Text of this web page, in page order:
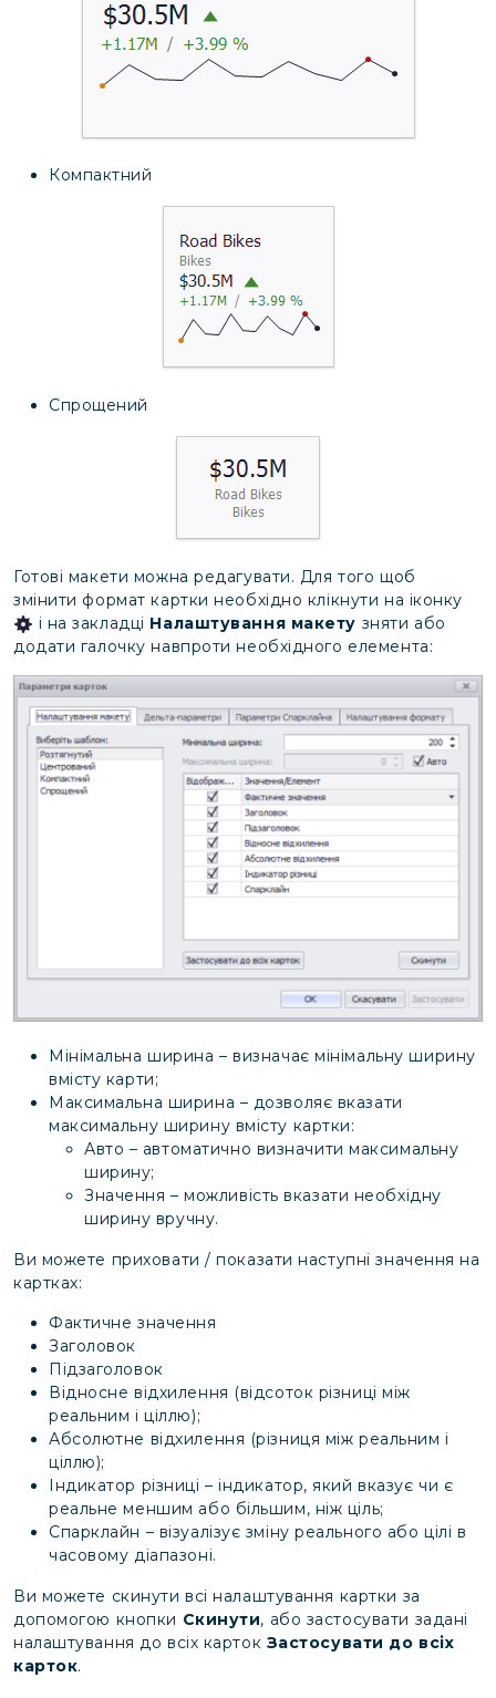
Компактний
Спрощений
Готові макети можна редагувати. Для того щоб
змінити формат картки необхідно клікнути на іконку
і на закладці Налаштування макету зняти або
додати галочку навпроти необхідного елемента:
Мінімальна ширина – визначає мінімальну ширину
вмісту карти;
Максимальна ширина – дозволяє вказати
максимальну ширину вмісту картки:
Авто – автоматично визначити максимальну
ширину;
Значення – можливість вказати необхідну
ширину вручну.
Ви можете приховати / показати наступні значення на
картках:
Фактичне значення
Заголовок
Підзаголовок
Відносне відхилення (відсоток різниці між
реальним і ціллю);
Абсолютне відхилення (різниця між реальним і
ціллю);
Індикатор різниці – індикатор, який вказує чи є
реальне меншим або більшим, ніж ціль;
Спарклайн – візуалізує зміну реального або цілі в
часовому діапазоні.
Ви можете скинути всі налаштування картки за
допомогою кнопки Скинути, або застосувати задані
налаштування до всіх карток Застосувати до всіх
карток.